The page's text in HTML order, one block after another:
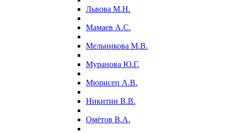
Львова М.Н.
Мамаев А.С.
Мельникова М.В.
Муранова Ю.Г.
Мюрисеп А.В.
Никитин В.В.
Омётов В.А.